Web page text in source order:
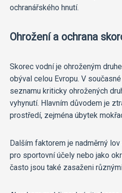
ochranářského hnutí.
Ohrožení a ochrana
Skorec vodní je ohroženým
obýval celou Evropu. V
seznamu kriticky ohrožených
vyhynutí. Hlavním důvodem je
prostředí, zejména úbytek
Dalším faktorem je nadměrný
pro sportovní účely nebo jako
často jsou také zasaženi